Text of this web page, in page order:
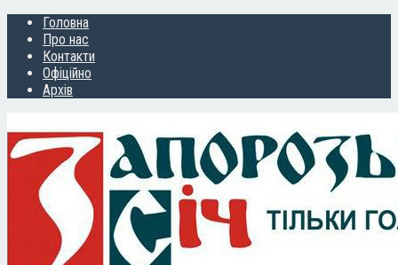
Головна
Про нас
Контакти
Офіційно
Архів